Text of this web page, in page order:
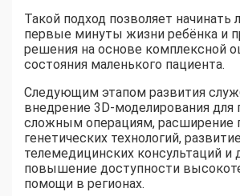
Такой подход позволяет начинать
первые минуты жизни ребёнка и
решения на основе комплексной
состояния маленького пациента.
Следующим этапом развития
внедрение 3D-моделирования для
сложным операциям, расширение
генетических технологий, развитие
телемедицинских консультаций и
повышение доступности
помощи в регионах.